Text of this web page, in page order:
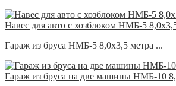
Навес для авто с хозблоком НМБ-5
Гараж из бруса НМБ-5 8,0х3,5 метра ...
Гараж из бруса на две машины НМБ-10